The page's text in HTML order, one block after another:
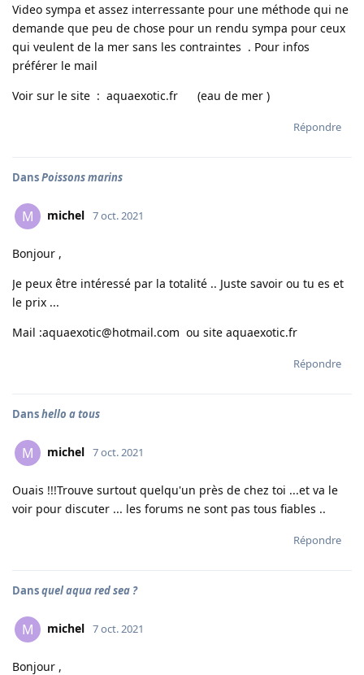
Video sympa et assez interressante pour une méthode qui ne
demande que peu de chose pour un rendu sympa pour ceux
qui veulent de la mer sans les contraintes . Pour infos
préférer le mail
Voir sur le site : aquaexotic.fr (eau de mer )
Répondre
DansPoissons marins
M michel 7 oct. 2021
Bonjour ,
Je peux être intéressé par la totalité .. Juste savoir ou tu es et
le prix ...
Mail :aquaexotic@hotmail.com ou site aquaexotic.fr
Répondre
Danshello a tous
M michel 7 oct. 2021
Ouais !!!Trouve surtout quelqu'un près de chez toi ...et va le
voir pour discuter ... les forums ne sont pas tous fiables ..
Répondre
Dansquel aqua red sea ?
M michel 7 oct. 2021
Bonjour ,